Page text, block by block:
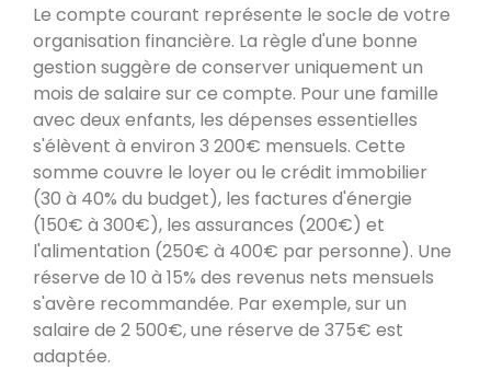
Le compte courant représente le socle de votre
organisation financière. La règle d'une bonne
gestion suggère de conserver uniquement un
mois de salaire sur ce compte. Pour une famille
avec deux enfants, les dépenses essentielles
s'élèvent à environ 3 200€ mensuels. Cette
somme couvre le loyer ou le crédit immobilier
(30 à 40% du budget), les factures d'énergie
(150€ à 300€), les assurances (200€) et
l'alimentation (250€ à 400€ par personne). Une
réserve de 10 à 15% des revenus nets mensuels
s'avère recommandée. Par exemple, sur un
salaire de 2 500€, une réserve de 375€ est
adaptée.